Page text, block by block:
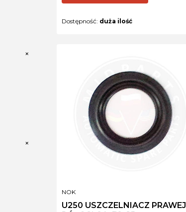
+
+
Dostępność: duża ilość
U250 USZCZELNIACZ PRAWEJ
PRODUCENT
NOK